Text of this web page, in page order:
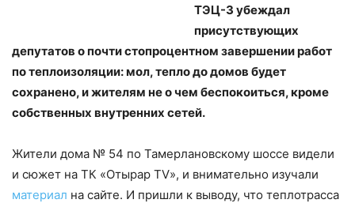
ТЭЦ-3 убеждал
присутствующих
депутатов о почти стопроцентном завершении работ
по теплоизоляции: мол, тепло до домов будет
сохранено, и жителям не о чем беспокоиться, кроме
собственных внутренних сетей.
Жители дома № 54 по Тамерлановскому шоссе видели
и сюжет на ТК «Отырар TV», и внимательно изучали
материал на сайте. И пришли к выводу, что теплотрасса